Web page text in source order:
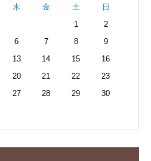
木 金 土
日
1
2
6 7 8
9
13 14 15
16
20 21 22
23
27 28 29
30